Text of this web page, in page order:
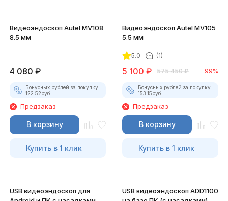
Видеоэндоскоп Autel MV108
8.5 мм
4 080 ₽
Бонусных рублей за покупку:
122.52руб.
Предзаказ
В корзину
Купить в 1 клик
Видеоэндоскоп Autel MV105
5.5 мм
5.0 (1)
5 100 ₽ 575 450 ₽ -99%
Бонусных рублей за покупку:
153.15руб.
Предзаказ
В корзину
Купить в 1 клик
USB видеоэндоскоп для
USB видеоэндоскоп ADD1100